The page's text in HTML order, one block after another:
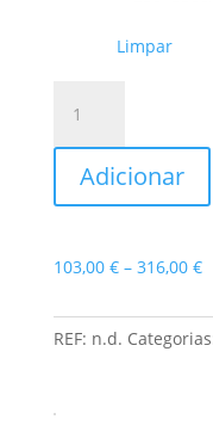
Limpar
Tapete
Sahara
I
Adicionar
103,00 € – 316,00 €
REF: n.d.